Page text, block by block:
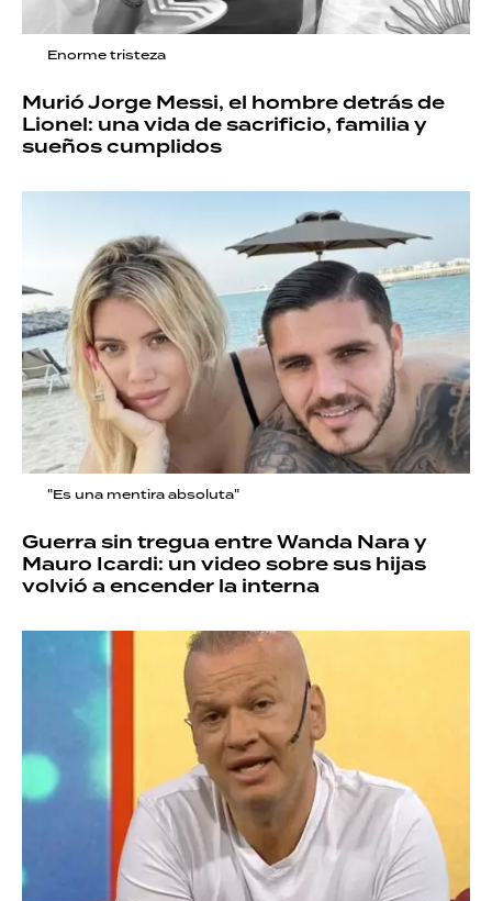
Enorme tristeza
Murió Jorge Messi, el hombre detrás de
Lionel: una vida de sacrificio, familia y
sueños cumplidos
"Es una mentira absoluta"
Guerra sin tregua entre Wanda Nara y
Mauro Icardi: un video sobre sus hijas
volvió a encender la interna